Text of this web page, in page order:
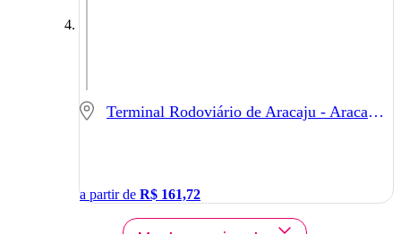
Terminal Rodoviário de Aracaju - Aracaju - SE
a partir de R$ 161,72